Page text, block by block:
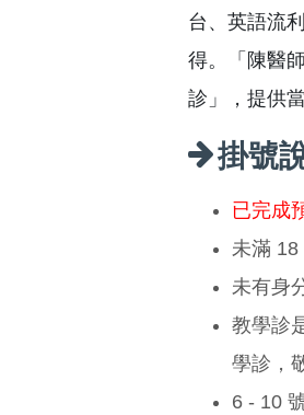
台、英語流
得。「陳醫
診」，提供
掛號
已完成
未滿 18
未有身
教學診
學診，
6 - 10